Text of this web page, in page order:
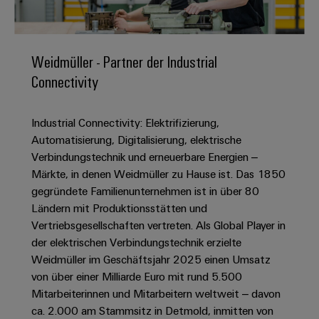
erlebbar
werden.
Lösungen
und
Produkte
Rechenzentren
–
effizient,
zuverlässig,
skalierbar
Energiespeicher
Lösungen
und
Produkte
für
Energiespeichersysteme
(ESS)
Energieübertragung
Anschlusstechnologie
Microgrids
OS
Edge
Computing
Industrial
5G
Single
Pair
Ethernet
Leiterplattenklemmen
und
-
Kabeleinführungssysteme
und
-
komponenten
Anschlussleitungen,
Patchkabel
und
Kabel
SPS
Fast
Service
Beratung
und
digitale
Planung
easyConnect
-
Ihre
Industrial
Service
Platform
Vertrieb uns
Info
für
unsere
Partner
Vertrieb
Großhandelssuche
News
Unternehmen
Weidmüller
und
Fakten
Unser
Vorstand
Nachhaltigkeit
Weidmüller
Academy
People
&
Culture
Compliance
Karriere
Stellen
für
Berufserfahrene
Studierende
Werkstudententätigkeiten
Praktika
Abschlussarbeiten
Neuanfang
für
Studienabbrecher
Offene
Weidmüller - Partner der Industrial
Connectivity
Industrial Connectivity: Elektrifizierung,
Automatisierung, Digitalisierung, elektrische
Verbindungstechnik und erneuerbare Energien –
Märkte, in denen Weidmüller zu Hause ist. Das 1850
gegründete Familienunternehmen ist in über 80
Ländern mit Produktionsstätten und
Vertriebsgesellschaften vertreten. Als Global Player in
der elektrischen Verbindungstechnik erzielte
Weidmüller im Geschäftsjahr 2025 einen Umsatz
von über einer Milliarde Euro mit rund 5.500
Mitarbeiterinnen und Mitarbeitern weltweit – davon
ca. 2.000 am Stammsitz in Detmold, inmitten von